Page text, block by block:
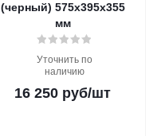
(черный) 575х395х355
мм
Уточнить по
наличию
16 250 руб/шт